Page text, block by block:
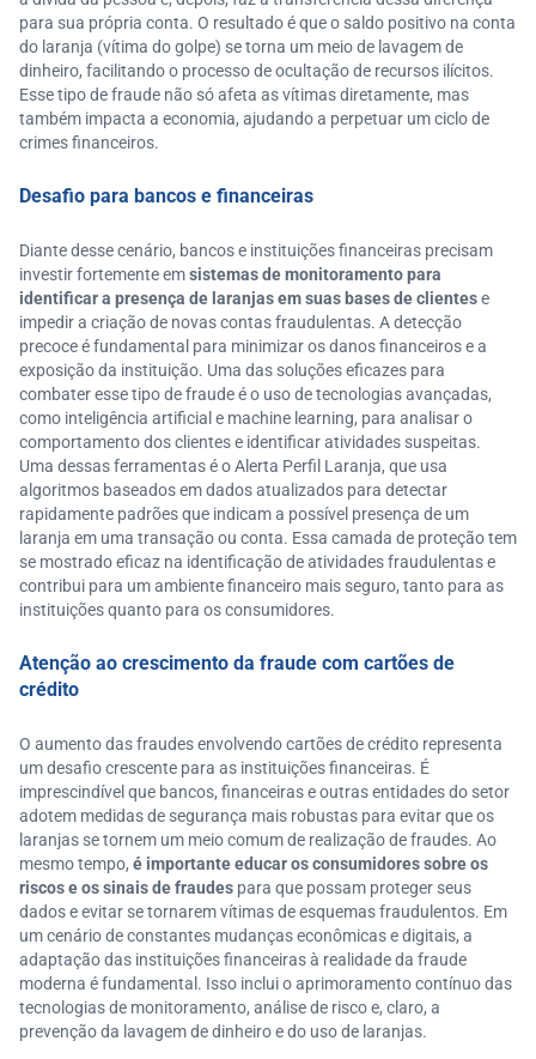
para sua própria conta. O resultado é que o saldo positivo na conta
do laranja (vítima do golpe) se torna um meio de lavagem de
dinheiro, facilitando o processo de ocultação de recursos ilícitos.
Esse tipo de fraude não só afeta as vítimas diretamente, mas
também impacta a economia, ajudando a perpetuar um ciclo de
crimes financeiros.
Desafio para bancos e financeiras
Diante desse cenário, bancos e instituições financeiras precisam
investir fortemente emsistemas de monitoramento para
identificar a presença de laranjas em suas bases de clientese
impedir a criação de novas contas fraudulentas. A detecção
precoce é fundamental para minimizar os danos financeiros e a
exposição da instituição. Uma das soluções eficazes para
combater esse tipo de fraude é o uso de tecnologias avançadas,
como inteligência artificial e machine learning, para analisar o
comportamento dos clientes e identificar atividades suspeitas.
Uma dessas ferramentas é o Alerta Perfil Laranja, que usa
algoritmos baseados em dados atualizados para detectar
rapidamente padrões que indicam a possível presença de um
laranja em uma transação ou conta. Essa camada de proteção tem
se mostrado eficaz na identificação de atividades fraudulentas e
contribui para um ambiente financeiro mais seguro, tanto para as
instituições quanto para os consumidores.
Atenção ao crescimento da fraude com cartões de
crédito
O aumento das fraudes envolvendo cartões de crédito representa
um desafio crescente para as instituições financeiras. É
imprescindível que bancos, financeiras e outras entidades do setor
adotem medidas de segurança mais robustas para evitar que os
laranjas se tornem um meio comum de realização de fraudes. Ao
mesmo tempo, é importante educar os consumidores sobre os
riscos e os sinais de fraudes para que possam proteger seus
dados e evitar se tornarem vítimas de esquemas fraudulentos. Em
um cenário de constantes mudanças econômicas e digitais, a
adaptação das instituições financeiras à realidade da fraude
moderna é fundamental. Isso inclui o aprimoramento contínuo das
tecnologias de monitoramento, análise de risco e, claro, a
prevenção da lavagem de dinheiro e do uso de laranjas.